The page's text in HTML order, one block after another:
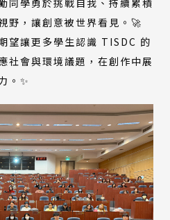
野，讓創意被世界看見。🚀
望讓更多學生認識 TISDC 的
社會與環境議題，在創作中展
。✨